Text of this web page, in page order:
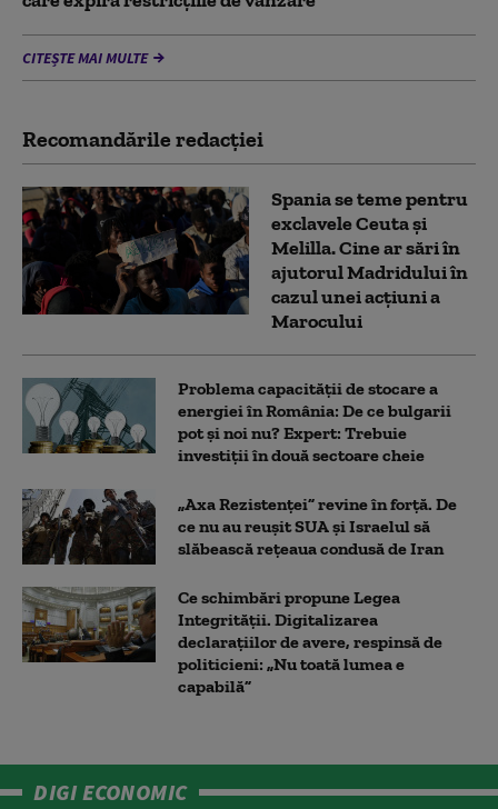
CITEȘTE MAI MULTE
Recomandările redacţiei
Spania se teme pentru
exclavele Ceuta și
Melilla. Cine ar sări în
ajutorul Madridului în
cazul unei acțiuni a
Marocului
Problema capacității de stocare a
energiei în România: De ce bulgarii
pot și noi nu? Expert: Trebuie
investiții în două sectoare cheie
„Axa Rezistenței” revine în forță. De
ce nu au reușit SUA și Israelul să
slăbească rețeaua condusă de Iran
Ce schimbări propune Legea
Integrității. Digitalizarea
declarațiilor de avere, respinsă de
politicieni: „Nu toată lumea e
capabilă”
DIGI ECONOMIC